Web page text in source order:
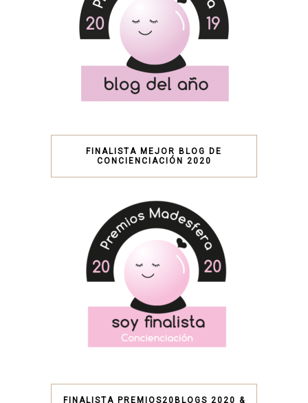
FINALISTA MEJOR BLOG DE
CONCIENCIACIÓN 2020
FINALISTA PREMIOS20BLOGS 2020 &